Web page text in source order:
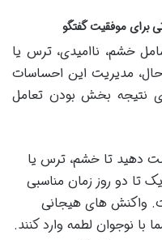
خشم، ناامیدی، ترس یا
مدیریت این احساسات
نتیجه بخش بودن تعامل
دهید تا خشم، ترس یا
تا دو روز زمان مناسبی
واکنش های هیجانی
با نوجوان لطمه وارد کنند.